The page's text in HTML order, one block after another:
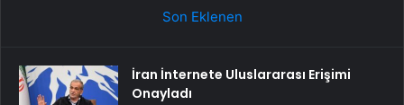
Son Eklenen
İran İnternete Uluslararası Erişimi
Onayladı